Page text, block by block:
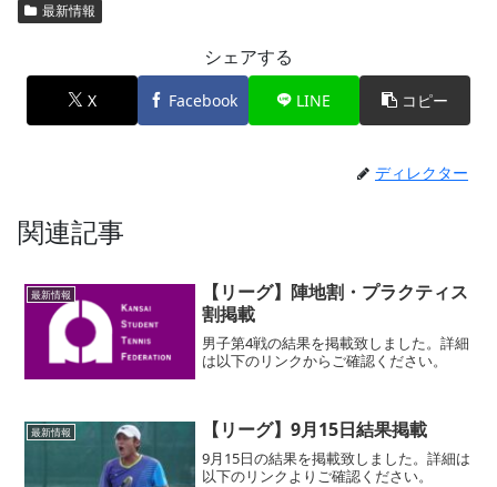
最新情報
シェアする
X Facebook LINE コピー
ディレクター
関連記事
最新情報
【リーグ】陣地割・プラクティス
割掲載
男子第4戦の結果を掲載致しました。詳細
は以下のリンクからご確認ください。
最新情報 【リーグ】9月15日結果掲載
9月15日の結果を掲載致しました。詳細は
以下のリンクよりご確認ください。